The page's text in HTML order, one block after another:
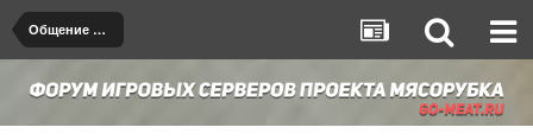
Общение на любые темы